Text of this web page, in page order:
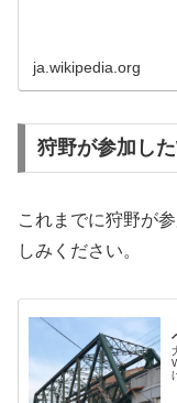
ja.wikipedia.org
狩野が参加し
これまでに狩野が
しみください。